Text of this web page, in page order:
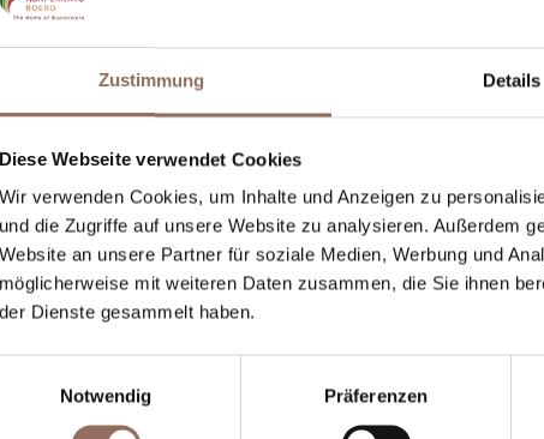
Zustimmung Details
Diese Webseite verwendet Cookies
Wir verwenden Cookies, um Inhalte und Anzeigen zu
und die Zugriffe auf unsere Website zu analysieren. Außerdem
Website an unsere Partner für soziale Medien, Werbung und
möglicherweise mit weiteren Daten zusammen, die Sie ihnen
der Dienste gesammelt haben.
Notwendig
Präferenzen
Dein
und isst, was du in jedem